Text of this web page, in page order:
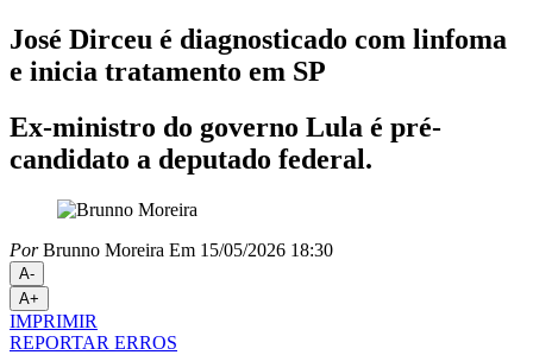
José Dirceu é diagnosticado com linfoma
e inicia tratamento em SP
Ex-ministro do governo Lula é pré-
candidato a deputado federal.
PorBrunno Moreira Em 15/05/2026 18:30
A-
A+
IMPRIMIR
REPORTAR ERROS